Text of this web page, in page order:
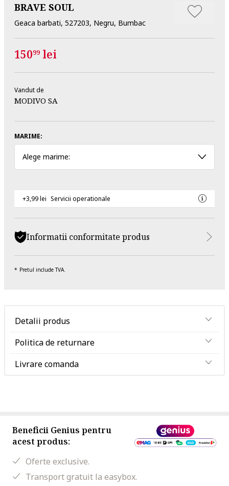
BRAVE SOUL
Geaca barbati, 527203, Negru, Bumbac
15099 lei
Vandut de
MODIVO SA
MARIME:
Alege marime:
+3,99 lei Servicii operationale
Informatii conformitate produs
Pretul include TVA.
Detalii produs
Politica de returnare
Livrare comanda
Beneficii Genius pentru
acest produs:
Oferte exclusive.
Transport gratuit la easybox.